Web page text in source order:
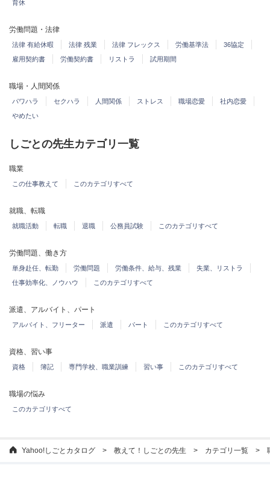
育休
労働問題・法律
法律 有給休暇 法律 残業 法律 フレックス 労働基準法
36協定
雇用契約書
労働契約書 リストラ 試用期間
職場・人間関係
パワハラ セクハラ 人間関係 ストレス 職場恋愛
社内恋愛
やめたい
しごとの先生カテゴリ一覧
職業
この仕事教えて このカテゴリすべて
就職、転職
就職活動 転職 退職 公務員試験 このカテゴリすべて
労働問題、働き方
単身赴任、転勤 労働問題 労働条件、給与、残業
失業、リストラ
仕事効率化、ノウハウ
このカテゴリすべて
派遣、アルバイト、パート
アルバイト、フリーター 派遣 パート このカテゴリすべて
資格、習い事
資格 簿記 専門学校、職業訓練 習い事 このカテゴリすべて
職場の悩み
このカテゴリすべて
Yahoo!しごとカタログ 教えて！しごとの先生 カテゴリ一覧